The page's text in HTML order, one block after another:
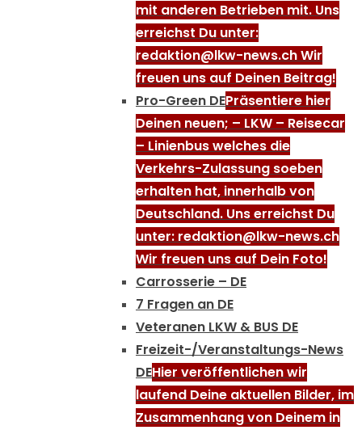
mit anderen Betrieben mit. Uns
erreichst Du unter:
redaktion@lkw-news.ch Wir
freuen uns auf Deinen Beitrag!
Pro-Green DEPräsentiere hier
Deinen neuen; – LKW – Reisecar
– Linienbus welches die
Verkehrs-Zulassung soeben
erhalten hat, innerhalb von
Deutschland. Uns erreichst Du
unter: redaktion@lkw-news.ch
Wir freuen uns auf Dein Foto!
Carrosserie – DE
7 Fragen an DE
Veteranen LKW & BUS DE
Freizeit-/Veranstaltungs-News
DEHier veröffentlichen wir
laufend Deine aktuellen Bilder, im
Zusammenhang von Deinem in